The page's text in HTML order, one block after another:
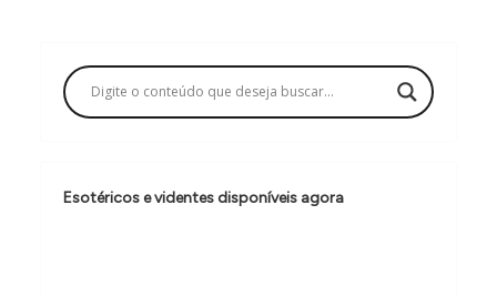
ç
ã
d
Esotéricos e videntes disponíveis agora